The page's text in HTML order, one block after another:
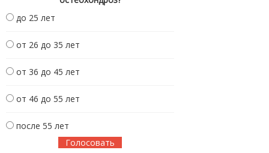
до 25 лет
от 26 до 35 лет
от 36 до 45 лет
от 46 до 55 лет
после 55 лет